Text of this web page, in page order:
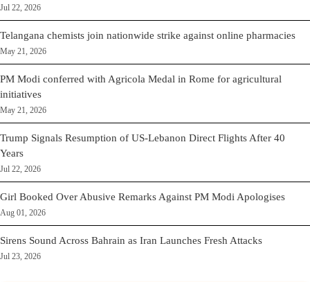
Jul 22, 2026
Telangana chemists join nationwide strike against online pharmacies
May 21, 2026
PM Modi conferred with Agricola Medal in Rome for agricultural
initiatives
May 21, 2026
Trump Signals Resumption of US-Lebanon Direct Flights After 40
Years
Jul 22, 2026
Girl Booked Over Abusive Remarks Against PM Modi Apologises
Aug 01, 2026
Sirens Sound Across Bahrain as Iran Launches Fresh Attacks
Jul 23, 2026